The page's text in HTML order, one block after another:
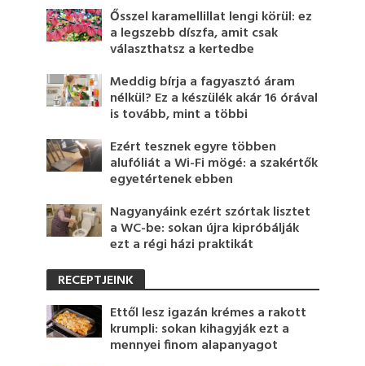
Ősszel karamellillat lengi körül: ez
a legszebb díszfa, amit csak
választhatsz a kertedbe
Meddig bírja a fagyasztó áram
nélkül? Ez a készülék akár 16 órával
is tovább, mint a többi
Ezért tesznek egyre többen
alufóliát a Wi-Fi mögé: a szakértők
egyetértenek ebben
Nagyanyáink ezért szórtak lisztet
a WC-be: sokan újra kipróbálják
ezt a régi házi praktikát
RECEPTJEINK
Ettől lesz igazán krémes a rakott
krumpli: sokan kihagyják ezt a
mennyei finom alapanyagot